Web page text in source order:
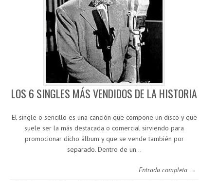
LOS 6 SINGLES MÁS VENDIDOS DE LA HISTORIA
El single o sencillo es una canción que compone un disco y que
suele ser la más destacada o comercial sirviendo para
promocionar dicho álbum y que se vende también por
separado. Dentro de un…
Entrada completa →